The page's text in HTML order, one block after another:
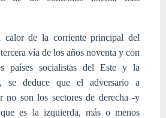
calor de la corriente principal del
vía de los años noventa y con
países socialistas del Este y la
se deduce que el adversario a
no son los sectores de derecha -y
es la izquierda, más o menos